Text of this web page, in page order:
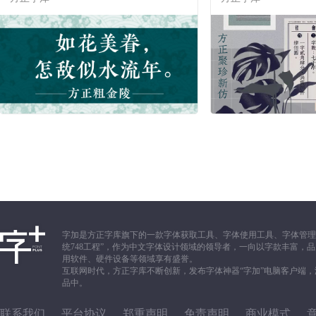
字加是方正字库旗下的一款字体获取工具、字体使用工具、字体管
统748工程”，作为中文字体设计领域的领导者，一向以字款丰富，
用软件、硬件设备等领域享有盛誉。
互联网时代，方正字库不断创新，发布字体神器“字加”电脑客户端
品中。
联系我们 平台协议 郑重声明 免责声明 商业模式